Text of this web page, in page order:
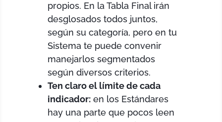
propios. En la Tabla Final irán
desglosados todos juntos,
según su categoría, pero en tu
Sistema te puede convenir
manejarlos segmentados
según diversos criterios.
Ten claro el límite de cada
indicador: en los Estándares
hay una parte que pocos leen